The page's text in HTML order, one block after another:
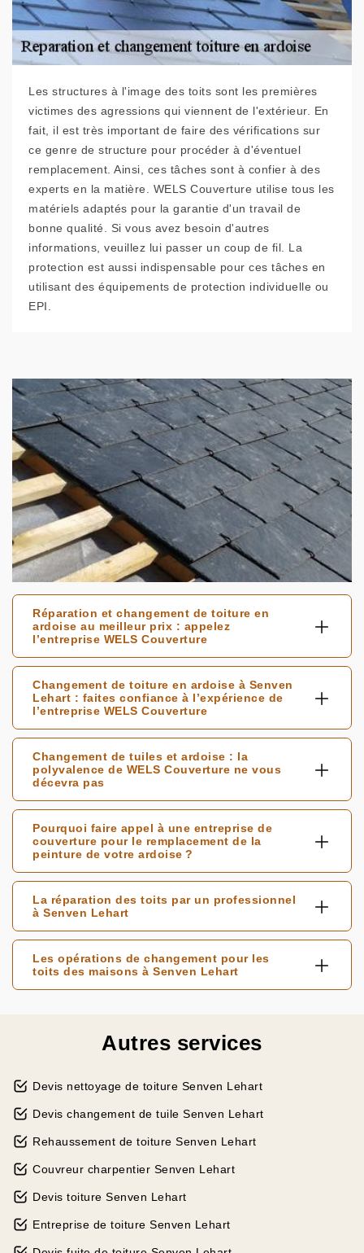
Les structures à l'image des toits sont les premières
victimes des agressions qui viennent de l'extérieur. En
fait, il est très important de faire des vérifications sur
ce genre de structure pour procéder à d'éventuel
remplacement. Ainsi, ces tâches sont à confier à des
experts en la matière. WELS Couverture utilise tous les
matériels adaptés pour la garantie d'un travail de
bonne qualité. Si vous avez besoin d'autres
informations, veuillez lui passer un coup de fil. La
protection est aussi indispensable pour ces tâches en
utilisant des équipements de protection individuelle ou
EPI.
Réparation et changement de toiture en
ardoise au meilleur prix : appelez
l’entreprise WELS Couverture
Changement de toiture en ardoise à Senven
Lehart : faites confiance à l’expérience de
l’entreprise WELS Couverture
Changement de tuiles et ardoise : la
polyvalence de WELS Couverture ne vous
décevra pas
Pourquoi faire appel à une entreprise de
couverture pour le remplacement de la
peinture de votre ardoise ?
La réparation des toits par un professionnel
à Senven Lehart
Les opérations de changement pour les
toits des maisons à Senven Lehart
Autres services
Devis nettoyage de toiture Senven Lehart
Devis changement de tuile Senven Lehart
Rehaussement de toiture Senven Lehart
Couvreur charpentier Senven Lehart
Devis toiture Senven Lehart
Entreprise de toiture Senven Lehart